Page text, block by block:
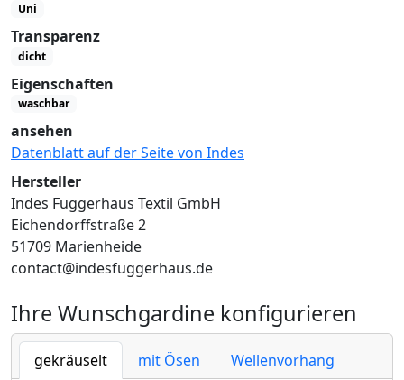
Uni
Transparenz
dicht
Eigenschaften
waschbar
ansehen
Datenblatt auf der Seite von Indes
Hersteller
Indes Fuggerhaus Textil GmbH
Eichendorffstraße 2
51709 Marienheide
contact@indesfuggerhaus.de
Ihre Wunschgardine konfigurieren
gekräuselt mit Ösen Wellenvorhang